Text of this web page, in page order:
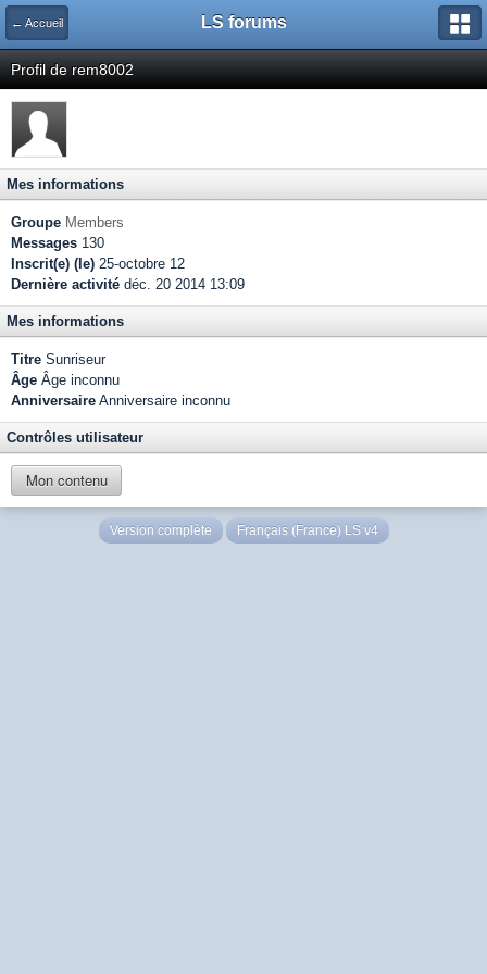
← Accueil LS forums
Profil de rem8002
Mes informations
Groupe Members
Messages 130
Inscrit(e) (le) 25-octobre 12
Dernière activité déc. 20 2014 13:09
Mes informations
Titre Sunriseur
Âge Âge inconnu
Anniversaire Anniversaire inconnu
Contrôles utilisateur
Mon contenu
Version complète Français (France) LS v4